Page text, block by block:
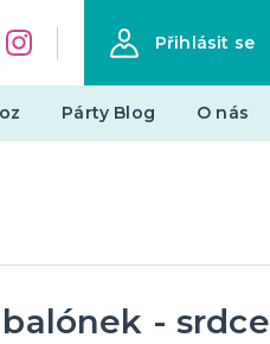
Přihlásit se
Párty Blog O nás
- srdce